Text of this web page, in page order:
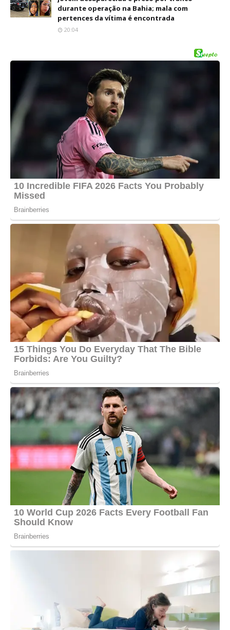
durante operação na Bahia; mala com
pertences da vítima é encontrada
20:04